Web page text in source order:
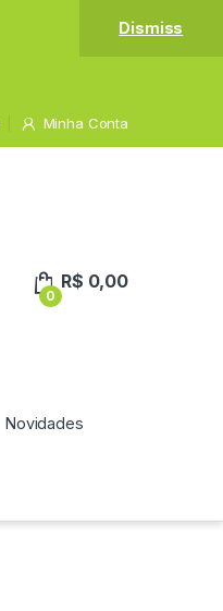
Minha Conta
0
R$ 0,00
Novidades
Dismiss